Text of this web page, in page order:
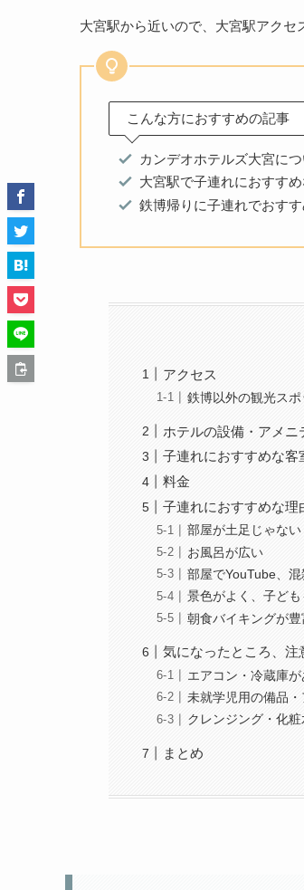
大宮駅から近いので、大宮駅アク
こんな方におすすめの記事
カンデオホテルズ大宮に
大宮駅で子連れにおすす
鉄博帰りに子連れでおす
アクセス
鉄博以外の観光ス
ホテルの設備・アメニ
子連れにおすすめな客
料金
子連れにおすすめな理
部屋が土足じゃない
お風呂が広い
部屋でYouTube、
景色がよく、子ど
朝食バイキングが豊
気になったところ、注
エアコン・冷蔵庫
未就学児用の備品
クレンジング・化
まとめ